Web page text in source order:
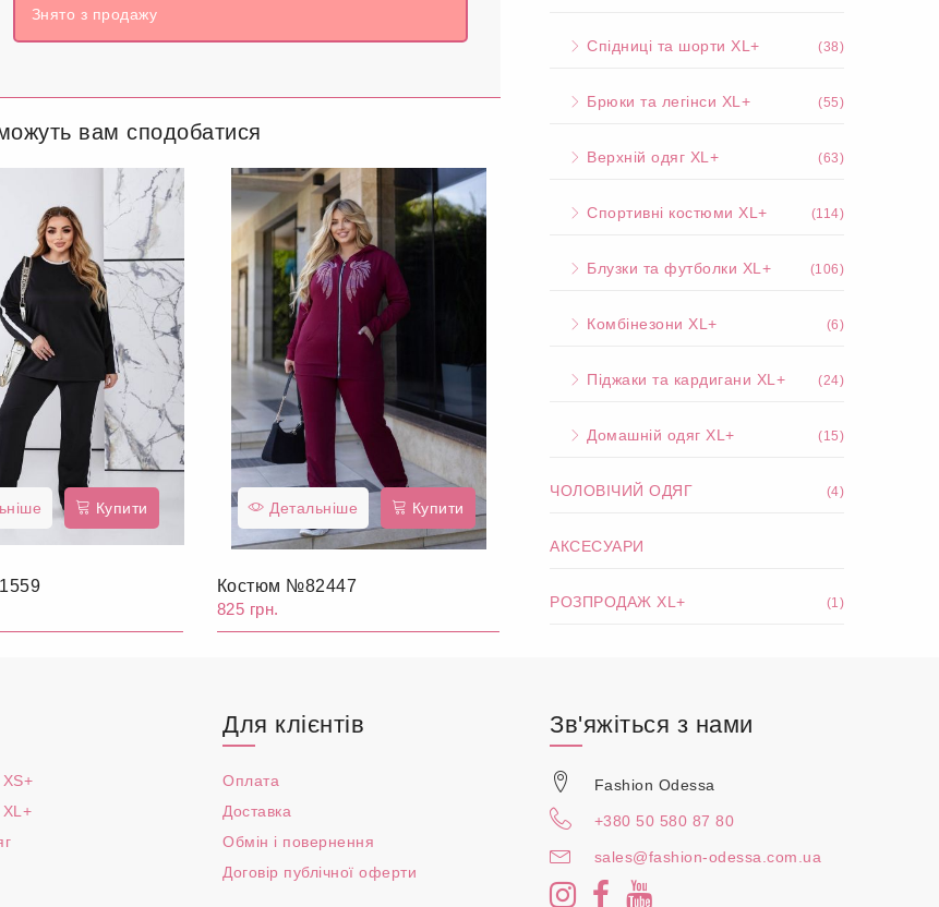
Знято з продажу
вам сподобатися
Купити Детальніше Купити
Костюм №82447
825 грн.
Спідниці та шорти XL+ (38)
Брюки та легінси XL+ (55)
Верхній одяг XL+ (63)
Спортивні костюми XL+ (114)
Блузки та футболки XL+ (106)
Комбінезони XL+ (6)
Піджаки та кардигани XL+ (24)
Домашній одяг XL+ (15)
ЧОЛОВІЧИЙ ОДЯГ (4)
АКСЕСУАРИ
РОЗПРОДАЖ XL+ (1)
Для клієнтів
Оплата
Доставка
Обмін і повернення
Договір публічної оферти
Зв'яжіться з нами
Fashion Odessa
+380 50 580 87 80
sales@fashion-odessa.com.ua